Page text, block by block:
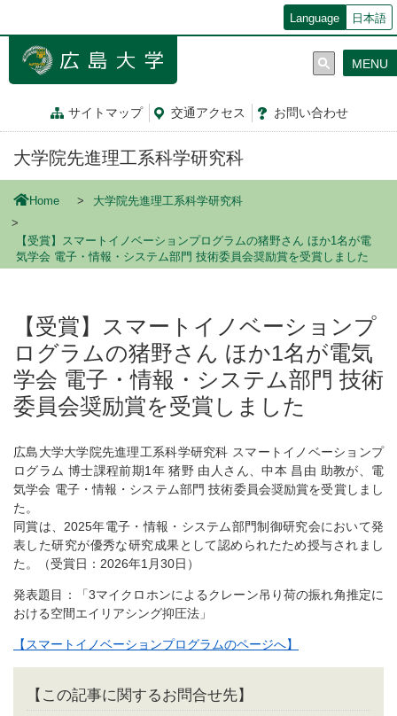
ン
Language 日本語
サイトマップ 交通アクセス お問い合わせ
MENU
大学院先進理工系科学研究科
Home 大学院先進理工系科学研究科
【受賞】スマートイノベーションプログラムの猪野さん ほか1名が電
気学会 電子・情報・システム部門 技術委員会奨励賞を受賞しました
【受賞】スマートイノベーションプ
ログラムの猪野さん ほか1名が電気
学会 電子・情報・システム部門 技術
委員会奨励賞を受賞しました
広島大学大学院先進理工系科学研究科 スマートイノベーションプ
ログラム 博士課程前期1年 猪野 由人さん、中本 昌由 助教が、電
気学会 電子・情報・システム部門 技術委員会奨励賞を受賞しまし
た。
同賞は、2025年電子・情報・システム部門制御研究会において発
表した研究が優秀な研究成果として認められたため授与されまし
た。（受賞日：2026年1月30日）
発表題目：「3マイクロホンによるクレーン吊り荷の振れ角推定に
おける空間エイリアシング抑圧法」
【スマートイノベーションプログラムのページへ】
【この記事に関するお問合せ先】